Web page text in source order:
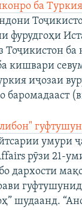
ба
фурудгоҳи
Тоҷикистон ба
кишвари
иҷозаи
баромадааст
умури
рӯзи 21-
дархости
шудаанд.